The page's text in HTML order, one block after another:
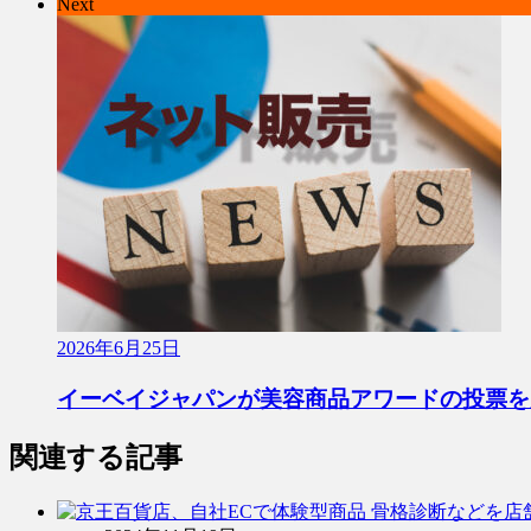
Next
2026年6月25日
イーベイジャパンが美容商品アワードの投票
関連する記事